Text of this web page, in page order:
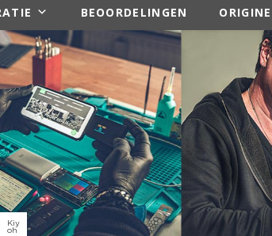
BEOORDELINGEN